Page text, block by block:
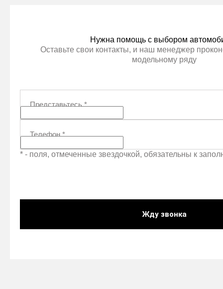
Нужна помощь с выбором
Оставьте свои контакты, и наш менеджер
модельному ряду
Представьтесь*
Телефон*
* - поля, отмеченные звездочкой, обязательны к
Жду звонка